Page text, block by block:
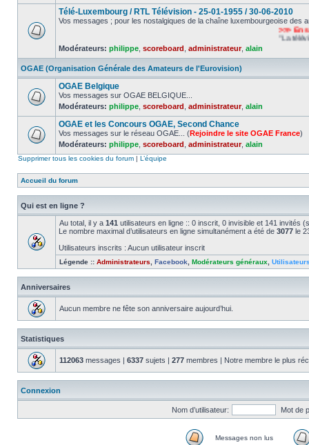
Télé-Luxembourg / RTL Télévision - 25-01-1955 / 30-06-2010
Vos messages ; pour les nostalgiques de la chaîne luxembourgeoise des
>>> En
"La
Modérateurs: philippe scoreboard administrateur, alain
OGAE (Organisation Générale des Amateurs de l'Eurovision)
OGAE Belgique
Vos messages sur OGAE BELGIQUE...
Modérateurs: philippe scoreboard administrateur, alain
OGAE et les Concours OGAE, Second Chance
Vos messages sur le réseau OGAE... (Rejoindre le site OGAE France)
Modérateurs: philippe scoreboard administrateur, alain
Supprimer tous les cookies du forum | L’équipe
Accueil du forum
Qui est en ligne ?
Au total, il y a 141 utilisateurs en ligne :: 0 inscrit, 0 invisible et 141 invités
Le nombre maximal d’utilisateurs en ligne simultanément a été de 3077 le
Utilisateurs inscrits : Aucun utilisateur inscrit
Légende :: Administrateurs Facebook Modérateurs généraux
Anniversaires
Aucun membre ne fête son anniversaire aujourd’hui.
Statistiques
112063 messages | 6337 sujets | 277 membres | Notre membre le plus
Connexion
Nom d’utilisateur: Mot de
Messages non lus